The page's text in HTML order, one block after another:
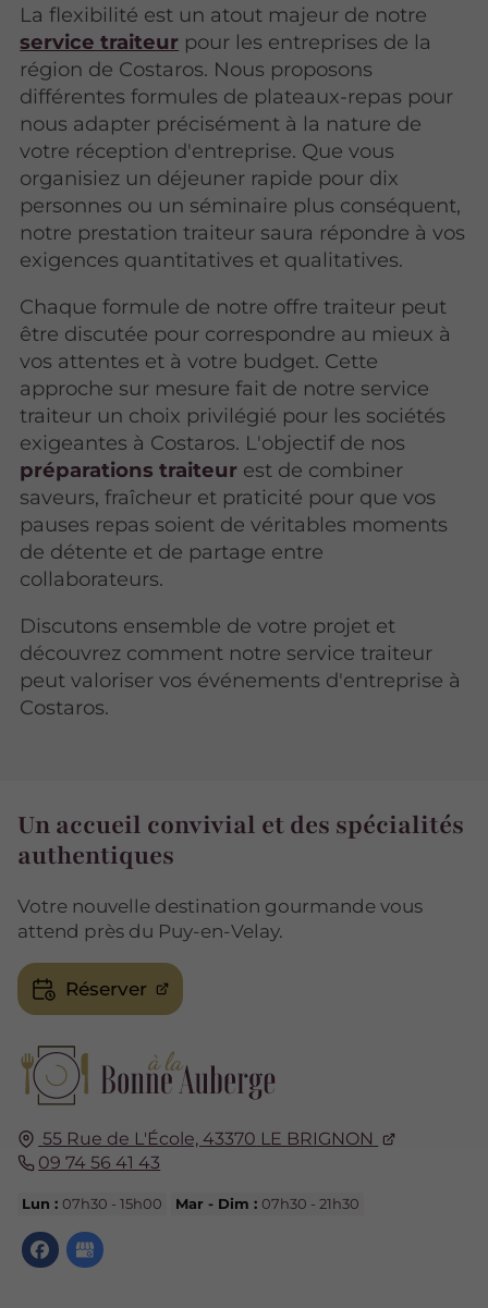
La flexibilité est un atout majeur de notre
service traiteur pour les entreprises de la
région de Costaros. Nous proposons
différentes formules de plateaux-repas pour
nous adapter précisément à la nature de
votre réception d'entreprise. Que vous
organisiez un déjeuner rapide pour dix
personnes ou un séminaire plus conséquent,
notre prestation traiteur saura répondre à vos
exigences quantitatives et qualitatives.
Chaque formule de notre offre traiteur peut
être discutée pour correspondre au mieux à
vos attentes et à votre budget. Cette
approche sur mesure fait de notre service
traiteur un choix privilégié pour les sociétés
exigeantes à Costaros. L'objectif de nos
préparations traiteur est de combiner
saveurs, fraîcheur et praticité pour que vos
pauses repas soient de véritables moments
de détente et de partage entre
collaborateurs.
Discutons ensemble de votre projet et
découvrez comment notre service traiteur
peut valoriser vos événements d'entreprise à
Costaros.
55 Rue de L'École,43370 LE BRIGNON
09 74 56 41 43
Lun :07h30 - 15h00 Mar - Dim :07h30 - 21h30
Un accueil convivial et des spécialités
authentiques
Votre nouvelle destination gourmande vous
attend près du Puy-en-Velay.
Réserver